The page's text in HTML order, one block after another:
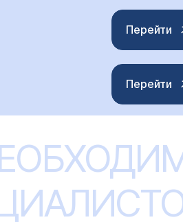
Перейти
Перейти